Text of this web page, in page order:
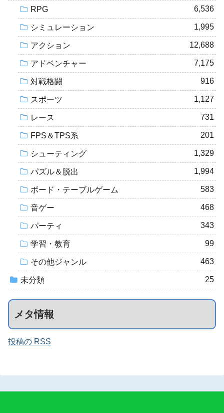
RPG 6,536
シミュレーション 1,995
アクション 12,688
アドベンチャー 7,175
対戦格闘 916
スポーツ 1,127
レース 731
FPS＆TPS系 201
シューティング 1,329
パズル＆脱出 1,994
ボード・テーブルゲーム 583
音ゲー 468
パーティ 343
学習・教育 99
その他ジャンル 463
未分類 25
メタ情報
投稿の RSS